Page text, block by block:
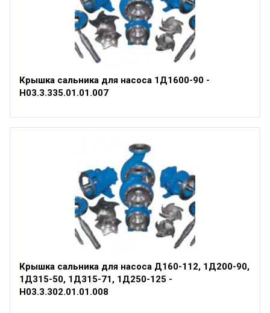
Крышка сальника для насоса 1Д1600-90 -
Н03.3.335.01.01.007
Крышка сальника для насоса Д160-112, 1Д200-90,
1Д315-50, 1Д315-71, 1Д250-125 -
Н03.3.302.01.01.008